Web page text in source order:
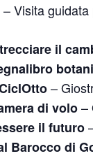
– Visita
il
–
di volo–
il futuro
Barocco di